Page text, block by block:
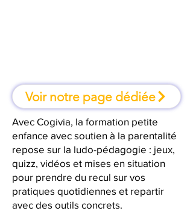
Voir notre page dédiée
Avec Cogivia, la formation petite
enfance avec soutien à la parentalité
repose sur la ludo-pédagogie : jeux,
quizz, vidéos et mises en situation
pour prendre du recul sur vos
pratiques quotidiennes et repartir
avec des outils concrets.